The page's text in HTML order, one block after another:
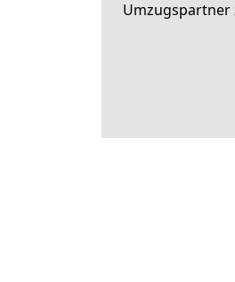
Umzugspartner